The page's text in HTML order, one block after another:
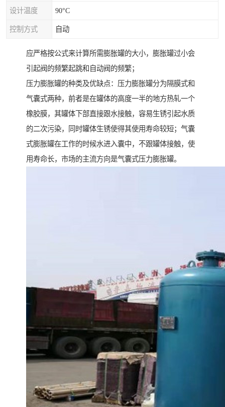
设计温度 90°C
控制方式 自动
应严格按公式来计算所需膨胀罐的大小，膨胀罐过小会
引起阀的频繁起跳和自动阀的频繁；
压力膨胀罐的种类及优缺点：压力膨胀罐分为隔膜式和
气囊式两种，前者是在罐体的高度一半的地方热轧一个
橡胶膜，其罐体下部直接跟水接触，容易生锈引起水质
的二次污染，同时罐体生锈使得其使用寿命较短；气囊
式膨胀罐在工作的时候水进入囊中，不跟罐体接触，使
用寿命长，市场的主流方向是气囊式压力膨胀罐。